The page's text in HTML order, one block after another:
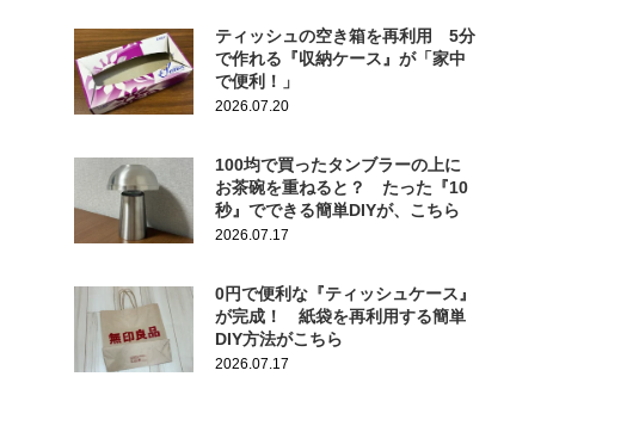
ティッシュの空き箱を再利用 5分
で作れる『収納ケース』が「家中
で便利！」
2026.07.20
100均で買ったタンブラーの上に
お茶碗を重ねると？ たった『10
秒』でできる簡単DIYが、こちら
2026.07.17
0円で便利な『ティッシュケース』
が完成！ 紙袋を再利用する簡単
DIY方法がこちら
2026.07.17